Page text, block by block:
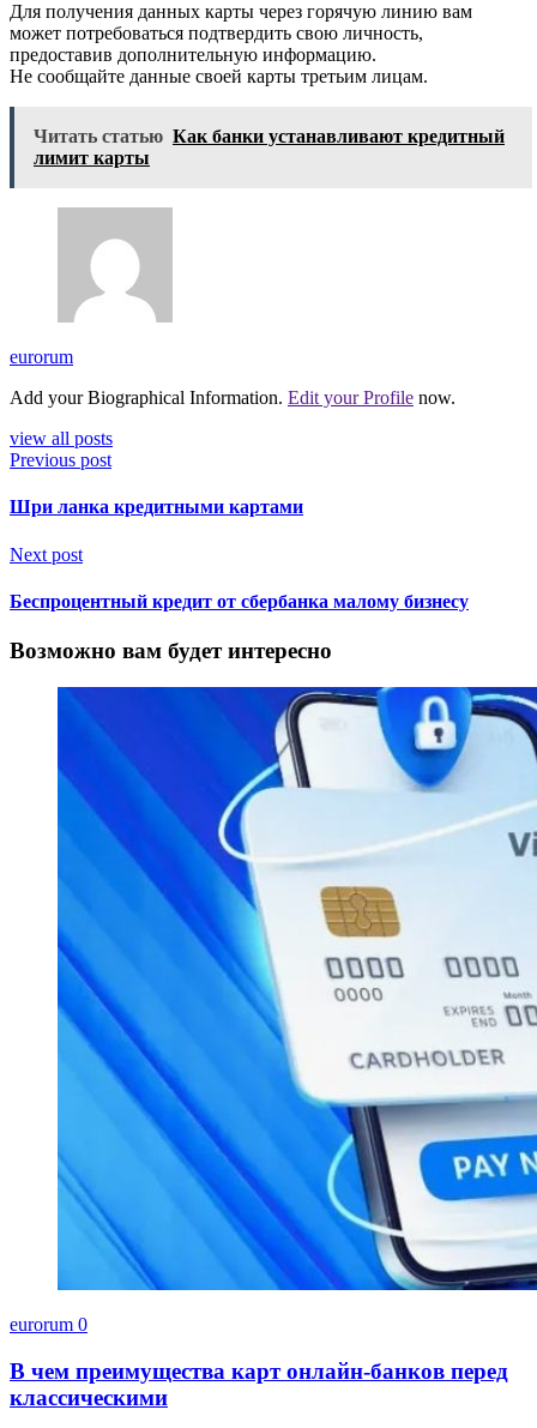
Для получения данных карты через горячую линию вам
может потребоваться подтвердить свою личность,
предоставив дополнительную информацию.
Не сообщайте данные своей карты третьим лицам.
Читать статью Как банки устанавливают кредитный
лимит карты
eurorum
Add your Biographical Information. Edit your Profile now.
view all posts
Previous post
Шри ланка кредитными картами
Next post
Беспроцентный кредит от сбербанка малому бизнесу
Возможно вам будет интересно
eurorum 0
В чем преимущества карт онлайн-банков перед
классическими